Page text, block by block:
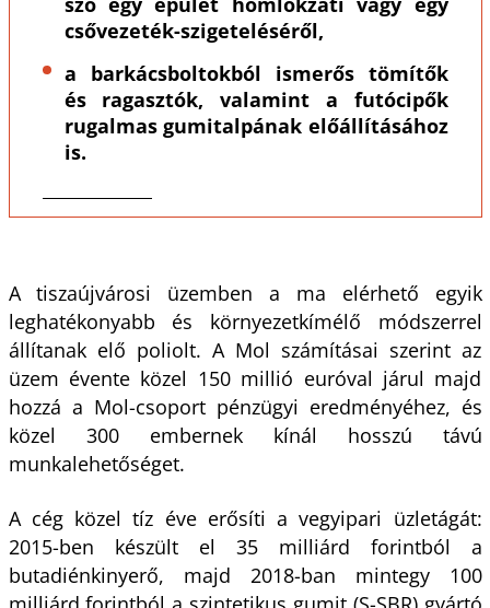
csővezeték-szigeteléséről,
a barkácsboltokból ismerős tömítők
és ragasztók, valamint a futócipők
rugalmas gumitalpának előállításához
is.
A tiszaújvárosi üzemben a ma elérhető egyik
leghatékonyabb és környezetkímélő módszerrel
állítanak elő poliolt. A Mol számításai szerint az
üzem évente közel 150 millió euróval járul majd
hozzá a Mol-csoport pénzügyi eredményéhez, és
közel 300 embernek kínál hosszú távú
munkalehetőséget.
A cég közel tíz éve erősíti a vegyipari üzletágát:
2015-ben készült el 35 milliárd forintból a
butadiénkinyerő, majd 2018-ban mintegy 100